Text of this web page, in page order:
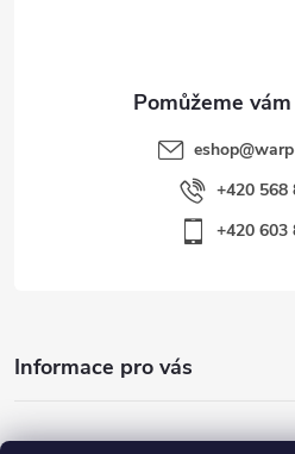
eshop@
+420 568
+420 603
Informace pro vás